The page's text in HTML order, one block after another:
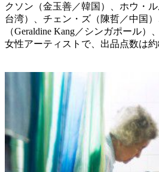
クソン（金玉善／韓国）、ホウ・
台湾）、チェン・ズ（陳哲／中国
（Geraldine Kang／シンガポール）
女性アーティストで、出品点数は約